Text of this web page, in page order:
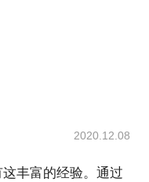
的传播设计，扩大
题。请把你的问题
准备，提升见面效
2020.12.08
丰富的经验。通过